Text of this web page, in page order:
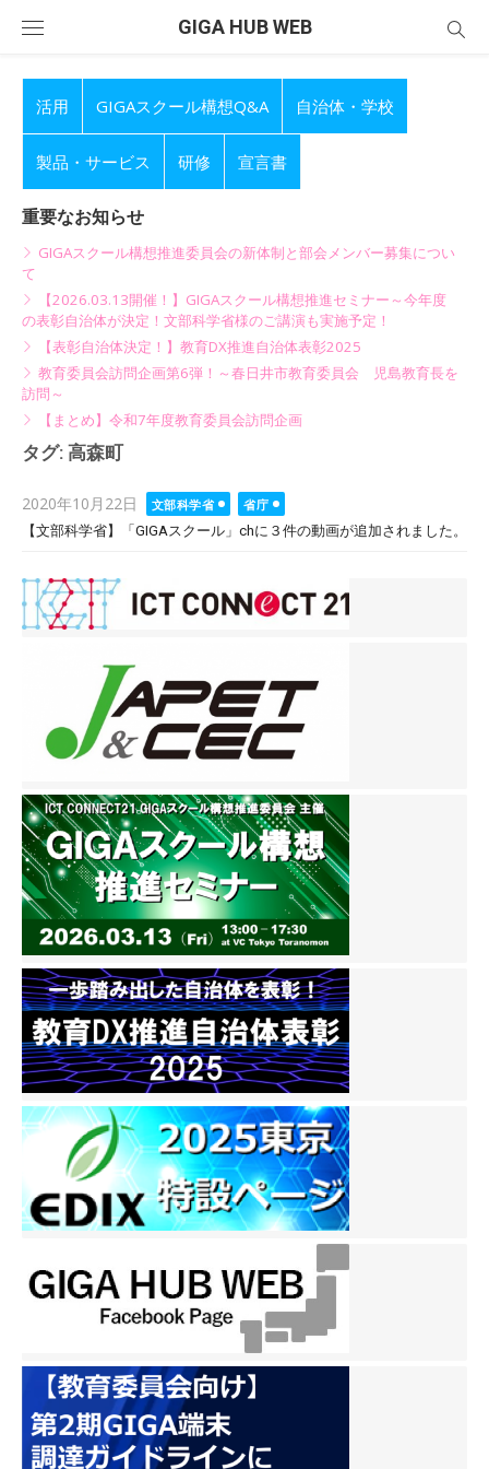
GIGA HUB WEB
活用 GIGAスクール構想Q&A 自治体・学校
製品・サービス 研修 宣言書
重要なお知らせ
GIGAスクール構想推進委員会の新体制と部会メンバー募集につい
て
【2026.03.13開催！】GIGAスクール構想推進セミナー～今年度
の表彰自治体が決定！文部科学省様のご講演も実施予定！
【表彰自治体決定！】教育DX推進自治体表彰2025
教育委員会訪問企画第6弾！～春日井市教育委員会 児島教育長を
訪問～
【まとめ】令和7年度教育委員会訪問企画
タグ: 高森町
Posted
on
2020年10月22日 文部科学省
省庁
【文部科学省】「GIGAスクール」chに３件の動画が追加されました。